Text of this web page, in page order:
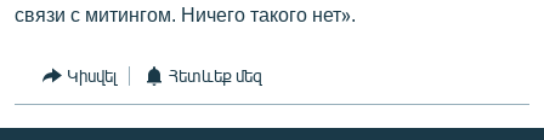
связи с митингом. Ничего такого нет».
Կիսվել Հետևեք մեզ